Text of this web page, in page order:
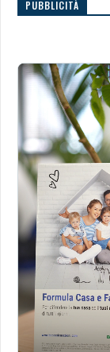
PUBBLICITÀ